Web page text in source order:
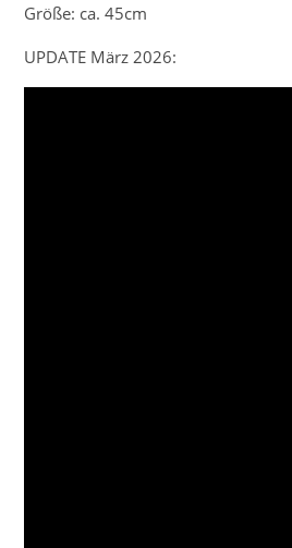
Größe: ca. 45cm
UPDATE März 2026: